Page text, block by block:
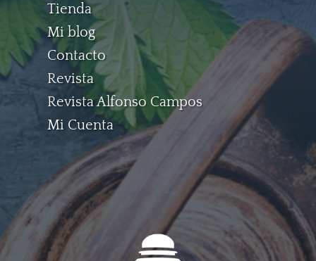
Tienda
Mi blog
Contacto
Revista
Revista Alfonso Campos
Mi Cuenta